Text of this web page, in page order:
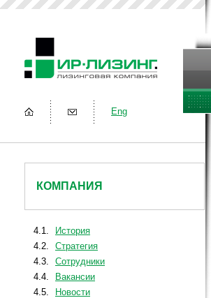
Eng
КОМПАНИЯ
4.1.
История
4.2.
Стратегия
4.3.
Сотрудники
4.4.
Вакансии
4.5.
Новости